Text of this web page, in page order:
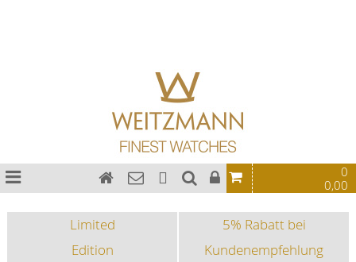
0
0,00
Limited
Edition
5% Rabatt bei
Kundenempfehlung